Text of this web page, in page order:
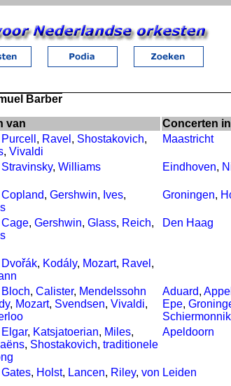
Barber
van
Concerten in
Purcell , Ravel , Shostakovich,
, Vivaldi
Maastricht
Stravinsky, Williams Eindhoven,
Copland, Gershwin, Ives,
Groningen,
Cage, Gershwin, Glass, Reich,
Den Haag
Dvořák, Kodály, Mozart, Ravel ,
Bloch, Calister, Mendelssohn
, Mozart, Svendsen, Vivaldi,
Aduard,
Epe,
Elgar, Katsjatoerian, Miles,
, Shostakovich, traditionele
Apeldoorn
Gates, Holst, Lancen, Riley, von Leiden